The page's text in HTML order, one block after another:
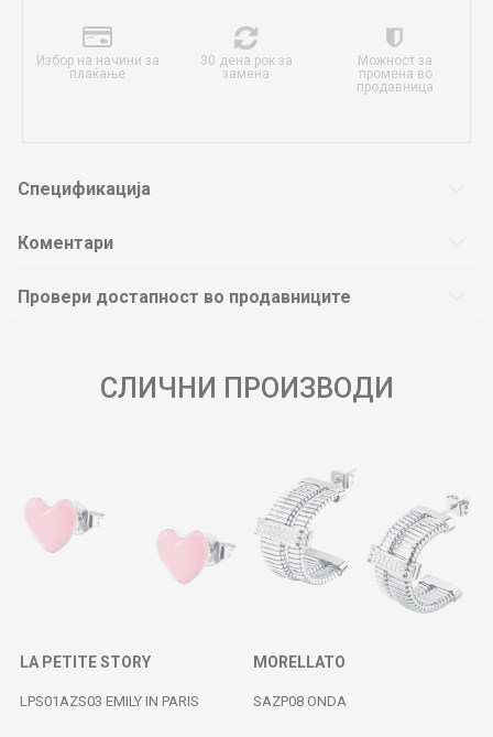
Избор на начини за
плаќање
30 дена рок за
замена
Можност за
промена во
продавница
Спецификација
Коментари
Провери достапност во продавниците
СЛИЧНИ ПРОИЗВОДИ
LA PETITE STORY
LPS01AZS03 EMILY IN PARIS
MORELLATO
SAZP08 ONDA